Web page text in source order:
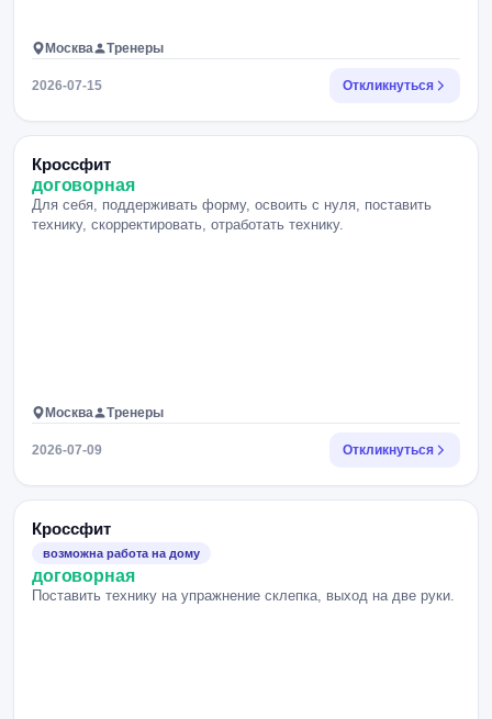
Москва Тренеры
2026-07-15 Откликнуться
Кроссфит
договорная
Для себя, поддерживать форму, освоить с нуля, поставить
технику, скорректировать, отработать технику.
Москва Тренеры
2026-07-09 Откликнуться
Кроссфит
возможна работа на дому
договорная
Поставить технику на упражнение склепка, выход на две руки.